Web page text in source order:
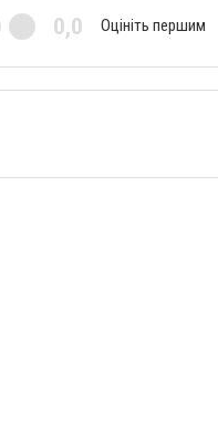
0,0 Оцініть першим